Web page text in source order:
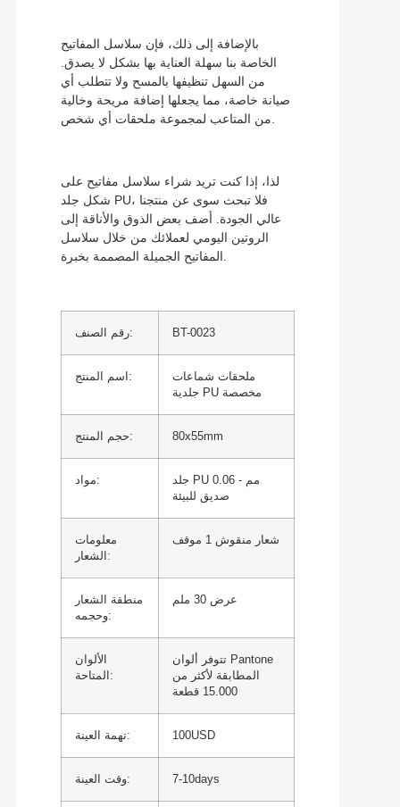
بالإضافة إلى ذلك، فإن سلاسل المفاتيح
الخاصة بنا سهلة العناية بها بشكل لا يصدق.
من السهل تنظيفها بالمسح ولا تتطلب أي
صيانة خاصة، مما يجعلها إضافة مريحة وخالية
لذا، إذا كنت تريد شراء سلاسل مفاتيح على
شكل جلد PU، فلا تبحث سوى عن منتجنا
عالي الجودة. أضف بعض الذوق والأناقة إلى
الروتين اليومي لعملائك من خلال سلاسل
المفاتيح الجميلة المصممة بخبرة.
رقم الصنف: BT-0023
اسم المنتج:
ملحقات شماعات
جلدية PU مخصصة
حجم المنتج: 80x55mm
مواد:
جلد PU 0.06 مم -
صديق للبيئة
معلومات
الشعار:
شعار منقوش 1 موقف
منطقة الشعار
وحجمه:
عرض 30 ملم
الألوان
المتاحة:
تتوفر ألوان Pantone
المطابقة لأكثر من
15.000 قطعة
تهمة العينة: 100USD
وقت العينة: 7-10days